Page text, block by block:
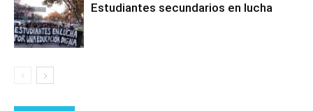
Estudiantes secundarios en lucha